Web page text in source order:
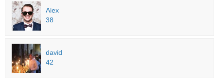
Alex
38
david
42